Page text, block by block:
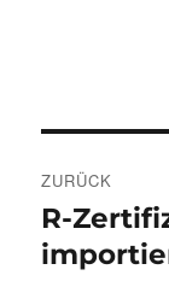
ZURÜCK
Vorheriger
Beitrag:
R-